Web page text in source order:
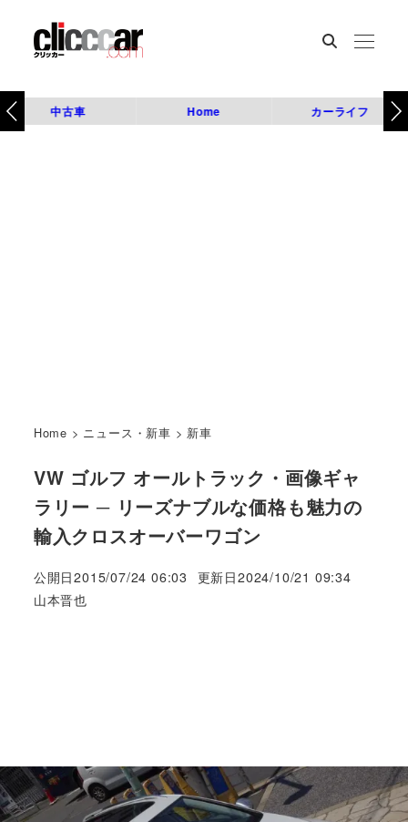
中古車 Home カーライフ
Home > ニュース・新車 > 新車
VW ゴルフ オールトラック・画像ギャ
ラリー ─ リーズナブルな価格も魅力の
輸入クロスオーバーワゴン
公開日2015/07/24 06:03 更新日2024/10/21 09:34
著
山本晋也